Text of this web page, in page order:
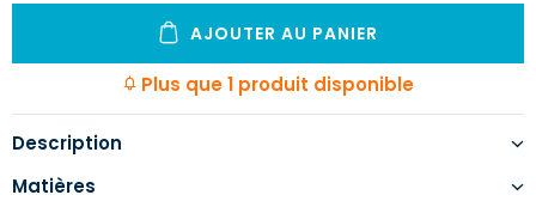
AJOUTER AU PANIER
Plus que 1 produit disponible
Description
Matières